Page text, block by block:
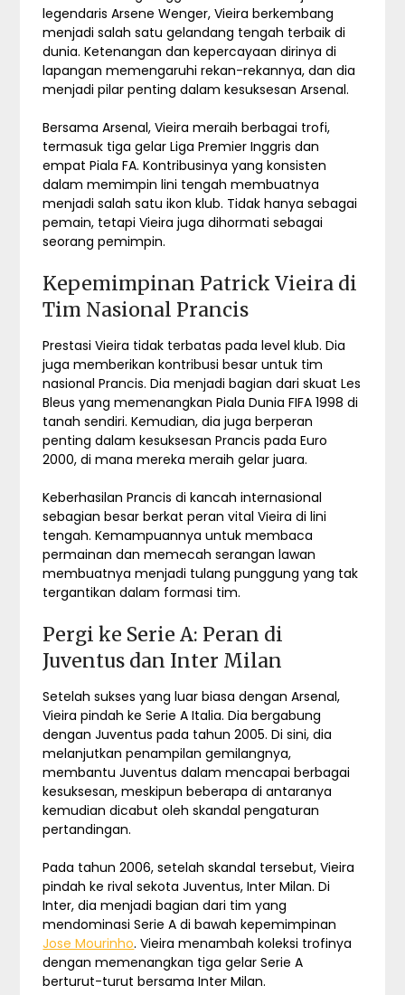
legendaris Arsene Wenger, Vieira berkembang
menjadi salah satu gelandang tengah terbaik di
dunia. Ketenangan dan kepercayaan dirinya di
lapangan memengaruhi rekan-rekannya, dan dia
menjadi pilar penting dalam kesuksesan Arsenal.
Bersama Arsenal, Vieira meraih berbagai trofi,
termasuk tiga gelar Liga Premier Inggris dan
empat Piala FA. Kontribusinya yang konsisten
dalam memimpin lini tengah membuatnya
menjadi salah satu ikon klub. Tidak hanya sebagai
pemain, tetapi Vieira juga dihormati sebagai
seorang pemimpin.
Kepemimpinan Patrick Vieira di
Tim Nasional Prancis
Prestasi Vieira tidak terbatas pada level klub. Dia
juga memberikan kontribusi besar untuk tim
nasional Prancis. Dia menjadi bagian dari skuat Les
Bleus yang memenangkan Piala Dunia FIFA 1998 di
tanah sendiri. Kemudian, dia juga berperan
penting dalam kesuksesan Prancis pada Euro
2000, di mana mereka meraih gelar juara.
Keberhasilan Prancis di kancah internasional
sebagian besar berkat peran vital Vieira di lini
tengah. Kemampuannya untuk membaca
permainan dan memecah serangan lawan
membuatnya menjadi tulang punggung yang tak
tergantikan dalam formasi tim.
Pergi ke Serie A: Peran di
Juventus dan Inter Milan
Setelah sukses yang luar biasa dengan Arsenal,
Vieira pindah ke Serie A Italia. Dia bergabung
dengan Juventus pada tahun 2005. Di sini, dia
melanjutkan penampilan gemilangnya,
membantu Juventus dalam mencapai berbagai
kesuksesan, meskipun beberapa di antaranya
kemudian dicabut oleh skandal pengaturan
pertandingan.
Pada tahun 2006, setelah skandal tersebut, Vieira
pindah ke rival sekota Juventus, Inter Milan. Di
Inter, dia menjadi bagian dari tim yang
mendominasi Serie A di bawah kepemimpinan
Jose Mourinho. Vieira menambah koleksi trofinya
dengan memenangkan tiga gelar Serie A
berturut-turut bersama Inter Milan.